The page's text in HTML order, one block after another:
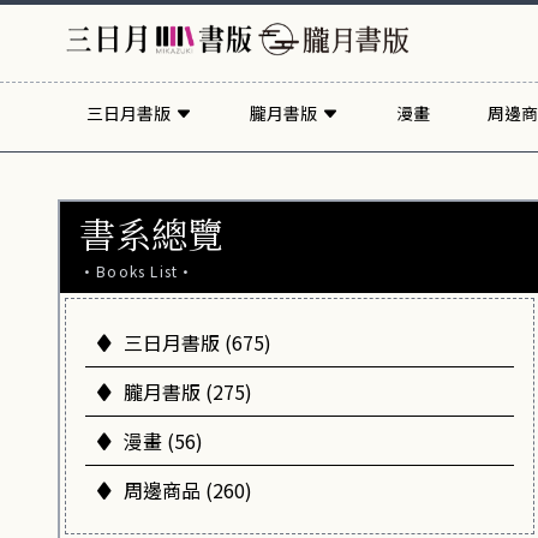
三日月書版 朧月書版 漫畫 周邊
書系總覽
·Books List·
三日月書版 (675)
朧月書版 (275)
漫畫 (56)
周邊商品 (260)